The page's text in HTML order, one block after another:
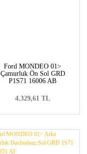
Ford MONDEO 01>
Çamurluk Ön Sol GRD
P1S71 16006 AB
4.329,61 TL